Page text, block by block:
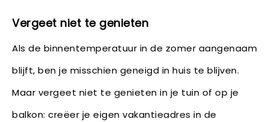
Vergeet niet te genieten
Als de binnentemperatuur in de zomer aangenaam
blijft, ben je misschien geneigd in huis te blijven.
Maar vergeet niet te genieten in je tuin of op je
balkon: creëer je eigen vakantieadres in de